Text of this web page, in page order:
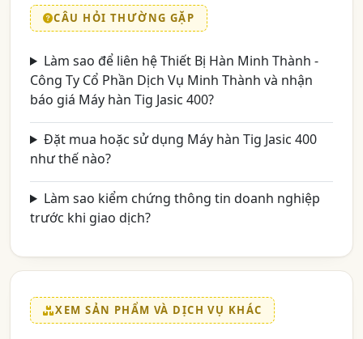
CÂU HỎI THƯỜNG GẶP
Làm sao để liên hệ Thiết Bị Hàn Minh Thành -
Công Ty Cổ Phần Dịch Vụ Minh Thành và nhận
báo giá Máy hàn Tig Jasic 400?
Đặt mua hoặc sử dụng Máy hàn Tig Jasic 400
như thế nào?
Làm sao kiểm chứng thông tin doanh nghiệp
trước khi giao dịch?
XEM SẢN PHẨM VÀ DỊCH VỤ KHÁC